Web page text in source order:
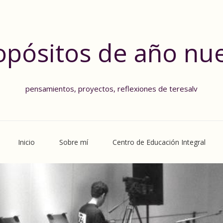
de año
pensamientos, proyectos, reflexiones de teresalv
Inicio Sobre mí Centro de Educación Integral